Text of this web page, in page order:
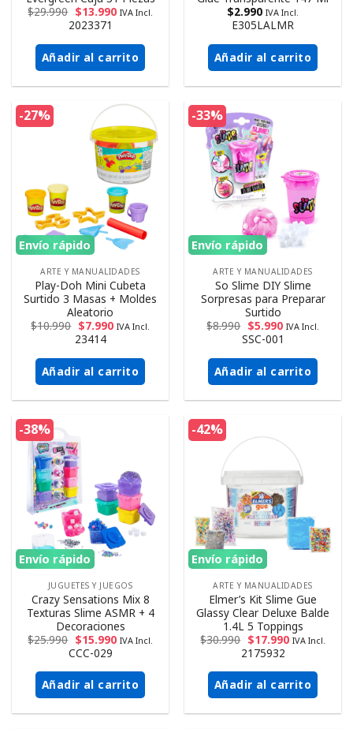
$29.990 $13.990 IVA Incl.
2023371
Añadir al carrito
$2.990 IVA Incl.
E305LALMR
Añadir al carrito
-27%
Envío rápido
ARTE Y MANUALIDADES
Play-Doh Mini Cubeta
Surtido 3 Masas + Moldes
Aleatorio
$10.990 $7.990 IVA Incl.
23414
Añadir al carrito
-33%
Envío rápido
ARTE Y MANUALIDADES
So Slime DIY Slime
Sorpresas para Preparar
Surtido
$8.990 $5.990 IVA Incl.
SSC-001
Añadir al carrito
-38%
Envío rápido
JUGUETES Y JUEGOS
Crazy Sensations Mix 8
Texturas Slime ASMR + 4
Decoraciones
$25.990 $15.990 IVA Incl.
CCC-029
Añadir al carrito
-42%
Envío rápido
ARTE Y MANUALIDADES
Elmer’s Kit Slime Gue
Glassy Clear Deluxe Balde
1.4L 5 Toppings
$30.990 $17.990 IVA Incl.
2175932
Añadir al carrito